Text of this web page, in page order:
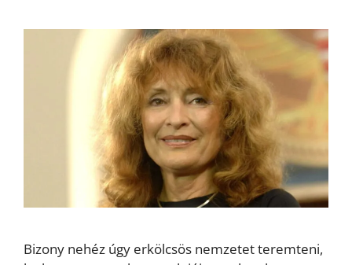
Bizony nehéz úgy erkölcsös nemzetet teremteni,